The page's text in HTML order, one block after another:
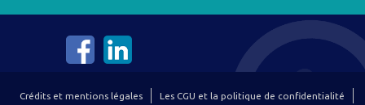
Crédits et mentions légales
Les CGU et la politique de confidentialité